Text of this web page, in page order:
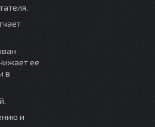
ее
в
и